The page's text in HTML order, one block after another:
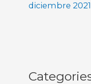
diciembre 2021